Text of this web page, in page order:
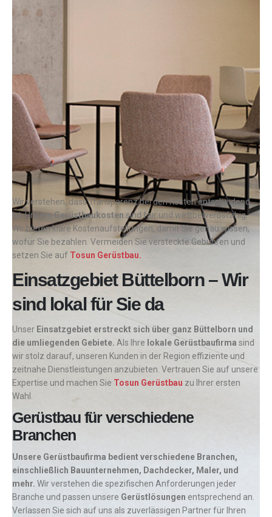
Wir verstehen, dass Transparenz bei den Kosten entscheidend
ist. UnsereGerüstbaukosten sind fair und wettbewerbsfähig.
Wir bieten klare Kostenaufstellungen, damit Sie genau wissen,
wofür Sie bezahlen. Vermeiden Sie versteckte Gebühren und
setzen Sie auf Tosun Gerüstbau.
Einsatzgebiet Büttelborn – Wir
sind lokal für Sie da
Unser Einsatzgebiet erstreckt sich über ganz Büttelborn und
die umliegenden Gebiete. Als Ihre lokale Gerüstbaufirma sind
wir stolz darauf, unseren Kunden in der Region effiziente und
zeitnahe Dienstleistungen anzubieten. Vertrauen Sie auf unsere
Expertise und machen Sie Tosun Gerüstbau zu Ihrer ersten
Wahl.
Gerüstbau für verschiedene
Branchen
Unsere Gerüstbaufirma bedient verschiedene Branchen,
einschließlich Bauunternehmen, Dachdecker, Maler, und
mehr. Wir verstehen die spezifischen Anforderungen jeder
Branche und passen unsere Gerüstlösungen entsprechend an.
Verlassen Sie sich auf uns als zuverlässigen Partner für Ihren